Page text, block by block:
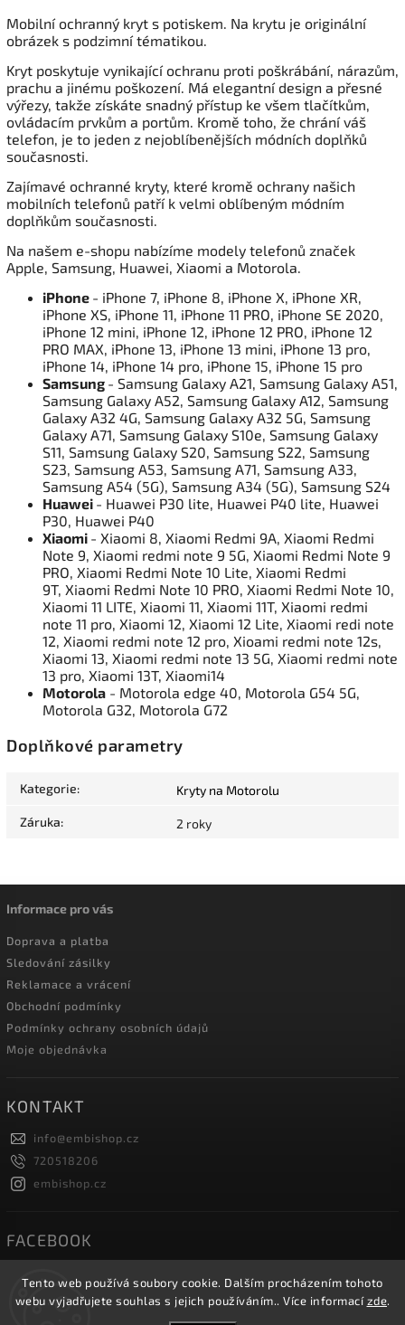
Tento web používá soubory cookie. Dalším procházením tohoto
webu vyjadřujete souhlas s jejich používáním.. Více informacízde.
Mobilní ochranný kryt s potiskem. Na krytu je originální
obrázek s podzimní tématikou.
Kryt poskytuje vynikající ochranu proti poškrábání, nárazům,
prachu a jinému poškození. Má elegantní design a přesné
výřezy, takže získáte snadný přístup ke všem tlačítkům,
ovládacím prvkům a portům. Kromě toho, že chrání váš
telefon, je to jeden z nejoblíbenějších módních doplňků
současnosti.
Zajímavé ochranné kryty, které kromě ochrany našich
mobilních telefonů patří k velmi oblíbeným módním
doplňkům současnosti.
Na našem e-shopu nabízíme modely telefonů značek
Apple, Samsung, Huawei, Xiaomi a Motorola.
iPhone - iPhone 7, iPhone 8, iPhone X, iPhone XR,
iPhone XS, iPhone 11, iPhone 11 PRO, iPhone SE 2020,
iPhone 12 mini, iPhone 12, iPhone 12 PRO, iPhone 12
PRO MAX, iPhone 13, iPhone 13 mini, iPhone 13 pro,
iPhone 14, iPhone 14 pro, iPhone 15, iPhone 15 pro
Samsung - Samsung Galaxy A21, Samsung Galaxy A51,
Samsung Galaxy A52, Samsung Galaxy A12, Samsung
Galaxy A32 4G, Samsung Galaxy A32 5G, Samsung
Galaxy A71, Samsung Galaxy S10e, Samsung Galaxy
S11, Samsung Galaxy S20, Samsung S22, Samsung
S23, Samsung A53, Samsung A71, Samsung A33,
Samsung A54 (5G), Samsung A34 (5G), Samsung S24
Huawei - Huawei P30 lite, Huawei P40 lite, Huawei
P30, Huawei P40
Xiaomi - Xiaomi 8, Xiaomi Redmi 9A, Xiaomi Redmi
Note 9, Xiaomi redmi note 9 5G, Xiaomi Redmi Note 9
PRO, Xiaomi Redmi Note 10 Lite, Xiaomi Redmi
9T, Xiaomi Redmi Note 10 PRO, Xiaomi Redmi Note 10,
Xiaomi 11 LITE, Xiaomi 11, Xiaomi 11T, Xiaomi redmi
note 11 pro, Xiaomi 12, Xiaomi 12 Lite, Xiaomi redi note
12, Xiaomi redmi note 12 pro, Xioami redmi note 12s,
Xiaomi 13, Xiaomi redmi note 13 5G, Xiaomi redmi note
13 pro, Xiaomi 13T, Xiaomi14
Motorola - Motorola edge 40, Motorola G54 5G,
Motorola G32, Motorola G72
Doplňkové parametry
Kategorie: Kryty na Motorolu
Záruka: 2 roky
Informace pro vás
Doprava a platba
Sledování zásilky
Reklamace a vrácení
Obchodní podmínky
Podmínky ochrany osobních údajů
Moje objednávka
KONTAKT
info@embishop.cz
720518206
embishop.cz
FACEBOOK
Embishop.cz. Všechna práva vyhrazena.